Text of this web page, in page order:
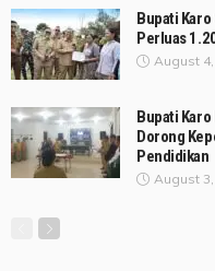
Bupati
Perluas
August
Bupati Karo
Dorong
Pendidikan
August